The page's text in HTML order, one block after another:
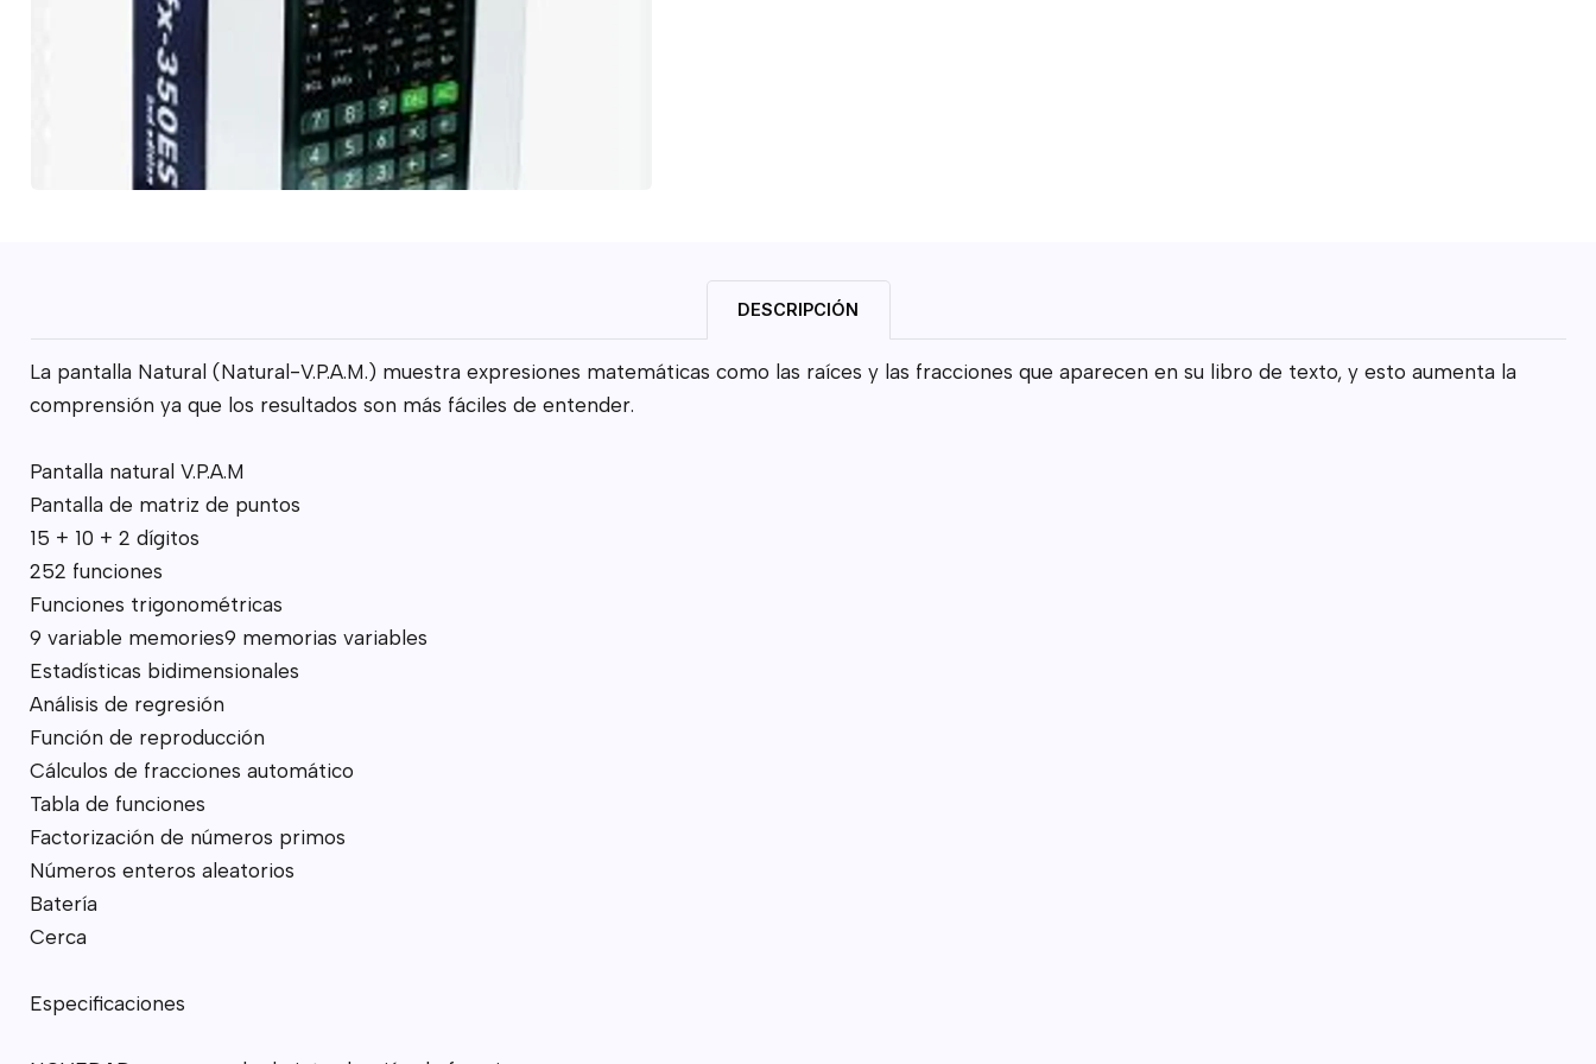
DESCRIPCIÓN
La pantalla Natural (Natural-V.P.A.M.) muestra expresiones matemáticas como las raíces y las fracciones que aparecen en su libro de texto, y esto aumenta la
comprensión ya que los resultados son más fáciles de entender.
Pantalla natural V.P.A.M
Pantalla de matriz de puntos
15 + 10 + 2 dígitos
252 funciones
Funciones trigonométricas
9 variable memories9 memorias variables
Estadísticas bidimensionales
Análisis de regresión
Función de reproducción
Cálculos de fracciones automático
Tabla de funciones
Factorización de números primos
Números enteros aleatorios
Batería
Cerca
Especificaciones